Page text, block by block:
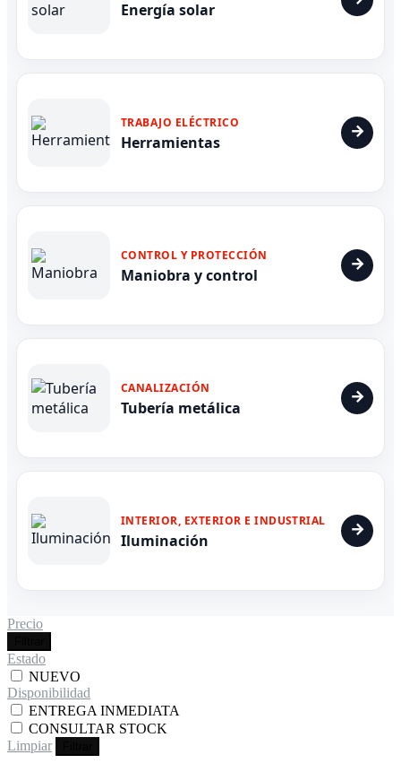
Energía solar
TRABAJO ELÉCTRICO
Herramientas
CONTROL Y PROTECCIÓN
Maniobra y control
CANALIZACIÓN
Tubería metálica
INTERIOR, EXTERIOR E INDUSTRIAL
Iluminación
Precio
Estado
NUEVO
Disponibilidad
ENTREGA INMEDIATA
CONSULTAR STOCK
Limpiar